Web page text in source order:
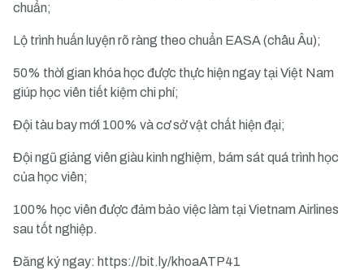
chuẩn;
Lộ trình huấn luyện rõ ràng theo chuẩn EASA (châu Âu);
50% thời gian khóa học được thực hiện ngay tại Việt Nam
giúp học viên tiết kiệm chi phí;
Đội tàu bay mới 100% và cơ sở vật chất hiện đại;
Đội ngũ giảng viên giàu kinh nghiệm, bám sát quá trình học
của học viên;
100% học viên được đảm bảo việc làm tại Vietnam Airlines
sau tốt nghiệp.
Đăng ký ngay: https://bit.ly/khoaATP41